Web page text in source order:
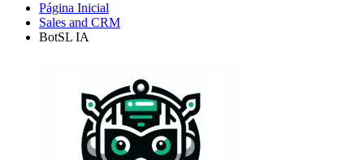
Página Inicial
Sales and CRM
BotSL IA